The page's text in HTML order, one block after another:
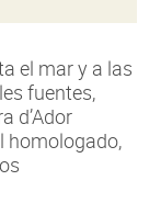
el mar y a las
fuentes,
d’Ador
homologado,